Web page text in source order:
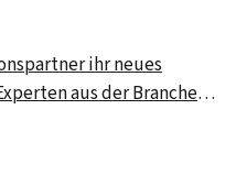
ihr neues
aus der Branche